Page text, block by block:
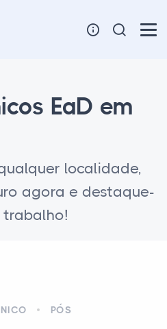
EaD em
localidade,
agora e destaque-
trabalho!
PÓS